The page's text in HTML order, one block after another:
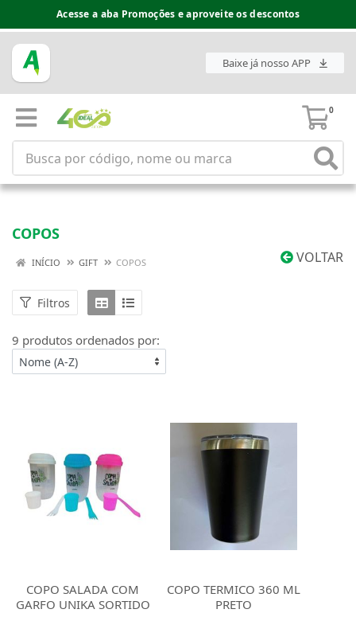
Acesse a aba Promoções e aproveite os descontos
Baixe já nosso APP
0
COPOS
VOLTAR
INÍCIO GIFT COPOS
Filtros
9 produtos ordenados por:
COPO SALADA COM
GARFO UNIKA SORTIDO
COPO TERMICO 360 ML
PRETO